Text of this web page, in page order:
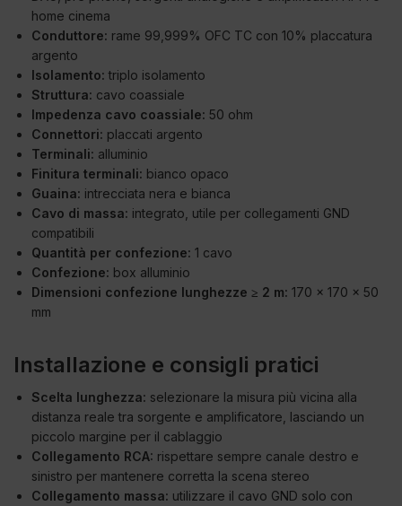
home cinema
Conduttore: rame 99,999% OFC TC con 10% placcatura
argento
Isolamento: triplo isolamento
Struttura: cavo coassiale
Impedenza cavo coassiale: 50 ohm
Connettori: placcati argento
Terminali: alluminio
Finitura terminali: bianco opaco
Guaina: intrecciata nera e bianca
Cavo di massa: integrato, utile per collegamenti GND
compatibili
Quantità per confezione: 1 cavo
Confezione: box alluminio
Dimensioni confezione lunghezze ≥ 2 m: 170 x 170 x 50
mm
Installazione e consigli pratici
Scelta lunghezza: selezionare la misura più vicina alla
distanza reale tra sorgente e amplificatore, lasciando un
piccolo margine per il cablaggio
Collegamento RCA: rispettare sempre canale destro e
sinistro per mantenere corretta la scena stereo
Collegamento massa: utilizzare il cavo GND solo con